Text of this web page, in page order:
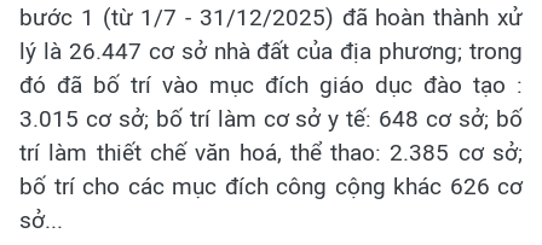
bước 1 (từ 1/7 - 31/12/2025) đã hoàn thành xử
lý là 26.447 cơ sở nhà đất của địa phương; trong
đó đã bố trí vào mục đích giáo dục đào tạo :
3.015 cơ sở; bố trí làm cơ sở y tế: 648 cơ sở; bố
trí làm thiết chế văn hoá, thể thao: 2.385 cơ sở;
bố trí cho các mục đích công cộng khác 626 cơ
sở...